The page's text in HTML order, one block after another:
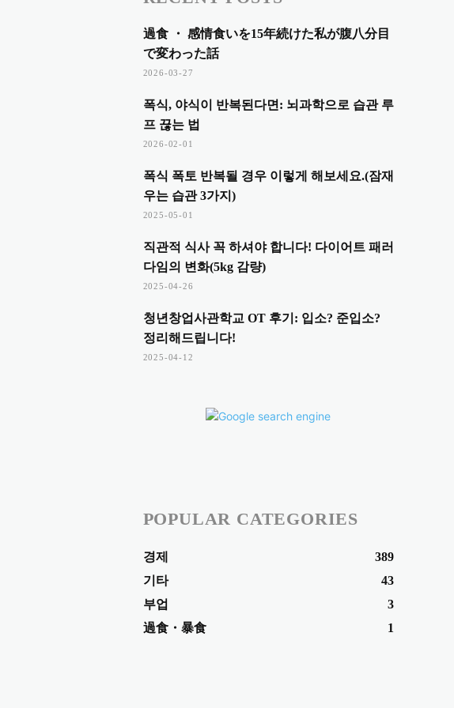
過食 ・ 感情食いを15年続けた私が腹八分目
で変わった話
2026-03-27
폭식, 야식이 반복된다면: 뇌과학으로 습관 루
프 끊는 법
2026-02-01
폭식 폭토 반복될 경우 이렇게 해보세요.(잠재
우는 습관 3가지)
2025-05-01
직관적 식사 꼭 하셔야 합니다! 다이어트 패러
다임의 변화(5kg 감량)
2025-04-26
청년창업사관학교 OT 후기: 입소? 준입소?
정리해드립니다!
2025-04-12
POPULAR CATEGORIES
경제
389
기타
43
부업
3
過食・暴食
1